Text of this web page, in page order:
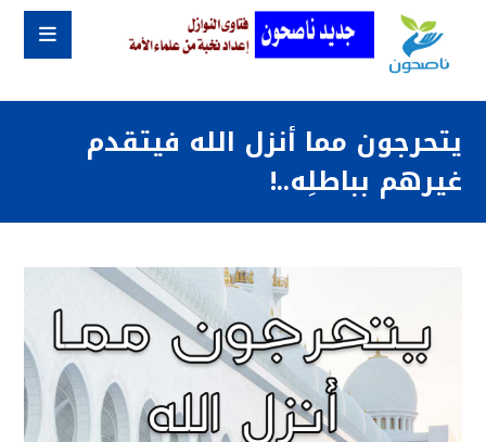
يتحرجون مما أنزل الله فيتقدم
غيرهم بباطلِه..!